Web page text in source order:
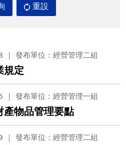
重設
發布單位：經營管理二組
規定
發布單位：經營管理一組
產物品管理要點
發布單位：經營管理二組